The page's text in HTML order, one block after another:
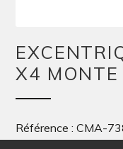
X4 MONTE
Référence : CMA-